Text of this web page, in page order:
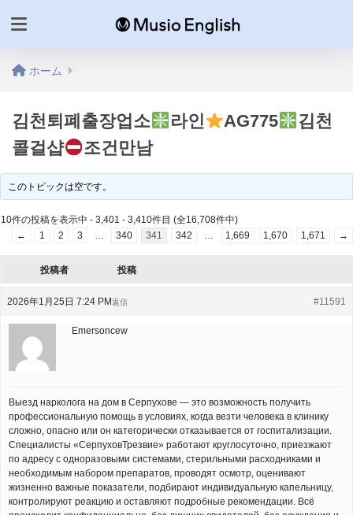
ホーム
김천퇴폐출장업소 라인 AG775
김천
콜걸샵
조건만남
このトピックは空です。
10件の投稿を表示中 - 3,401 - 3,410件目 (全16,708件中)
←
1 2 3 … 340 341 342 … 1,669 1,670 1,671 →
投稿者 投稿
2026年1月25日 7:24 PM #11591
返信
Emersoncew
Выезд нарколога на дом в Серпухове — это возможность получить
профессиональную помощь в условиях, когда везти человека в клинику
сложно, опасно или он категорически отказывается от госпитализации.
Специалисты «СерпуховТрезвие» работают круглосуточно, приезжают
по адресу с одноразовыми системами, стерильными расходниками и
необходимым набором препаратов, проводят осмотр, оценивают
жизненно важные показатели, подбирают индивидуальную капельницу,
контролируют реакцию и оставляют подробные рекомендации. Всё